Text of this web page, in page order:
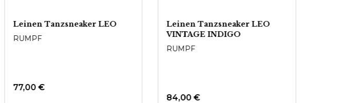
Leinen Tanzsneaker LEO
RUMPF
77,00 €
Leinen Tanzsneaker LEO
VINTAGE INDIGO
RUMPF
84,00 €